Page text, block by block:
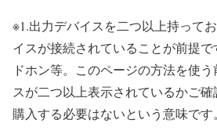
※1.出力デバイスを二つ以上持って
イスが接続されていることが前提
ドホン等。このページの方法を使
スが二つ以上表示されているかご
購入する必要はないという意味です。